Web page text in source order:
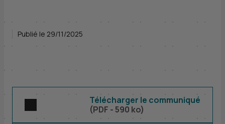
Publié le 29/11/2025
Télécharger le communiqué
(PDF - 590 ko)